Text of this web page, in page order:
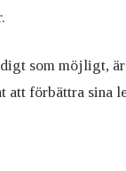
som möjligt,
förbättra sina